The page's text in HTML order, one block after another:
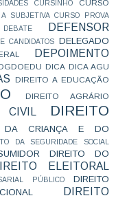
CURSINHO CURSO
SUBJETIVA
CURSO PROVA
DEBATE
DEFENSOR
CANDIDATOS
DELEGADO
DEPOIMENTO
DICA DICA AGU
DIREITO A EDUCAÇÃO
DIREITO AGRÁRIO
DIREITO
DA CRIANÇA E DO
DA SEGURIDADE SOCIAL
DIREITO DO
ELEITORAL
PÚBLICO
DIREITO
DIREITO